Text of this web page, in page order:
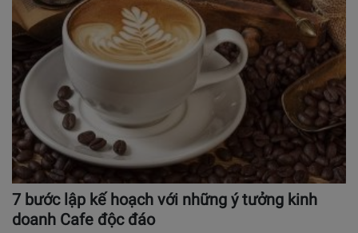
7 bước lập kế hoạch với những ý tưởng kinh
doanh Cafe độc đáo